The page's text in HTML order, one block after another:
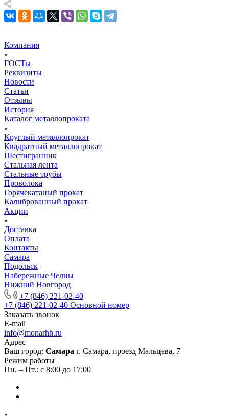
Компания
ГОСТы
Реквизиты
Новости
Статьи
Отзывы
История
Каталог металлопроката
Круглый металлопрокат
Квадратный металлопрокат
Шестигранник
Стальная лента
Стальные трубы
Проволока
Горячекатаный прокат
Калиброванный прокат
Акции
Доставка
Оплата
Контакты
Самара
Подольск
Набережные Челны
Нижний Новгород
+7 (846) 221-02-40
+7 (846) 221-02-40 Основной номер
Заказать звонок
E-mail
info@monarhh.ru
Адрес
Ваш город: Самара г. Самара, проезд Мальцева, 7
Режим работы
Пн. – Пт.: с 8:00 до 17:00